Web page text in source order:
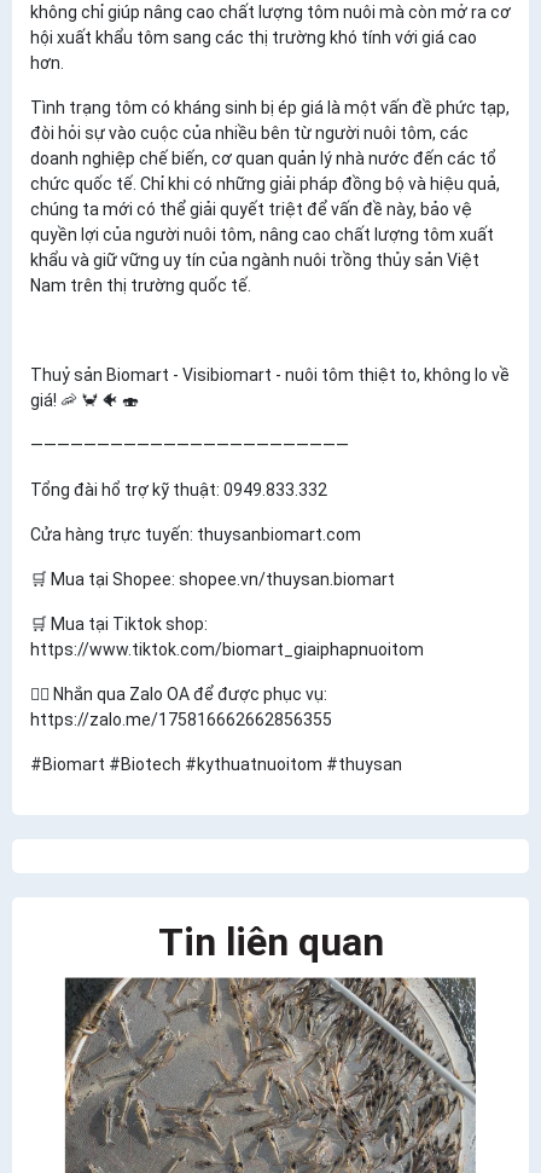
không chỉ giúp nâng cao chất lượng tôm nuôi mà còn mở ra cơ
hội xuất khẩu tôm sang các thị trường khó tính với giá cao
hơn.
Tình trạng tôm có kháng sinh bị ép giá là một vấn đề phức tạp,
đòi hỏi sự vào cuộc của nhiều bên từ người nuôi tôm, các
doanh nghiệp chế biến, cơ quan quản lý nhà nước đến các tổ
chức quốc tế. Chỉ khi có những giải pháp đồng bộ và hiệu quả,
chúng ta mới có thể giải quyết triệt để vấn đề này, bảo vệ
quyền lợi của người nuôi tôm, nâng cao chất lượng tôm xuất
khẩu và giữ vững uy tín của ngành nuôi trồng thủy sản Việt
Nam trên thị trường quốc tế.
Thuỷ sản Biomart - Visibiomart - nuôi tôm thiệt to, không lo về
giá! 🦐 🦀 🐠 🍣
————————————————————————
Tổng đài hổ trợ kỹ thuật: 0949.833.332
Cửa hàng trực tuyến: thuysanbiomart.com
🛒 Mua tại Shopee: shopee.vn/thuysan.biomart
🛒 Mua tại Tiktok shop:
https://www.tiktok.com/biomart_giaiphapnuoitom
🙆‍♀️ Nhắn qua Zalo OA để được phục vụ:
https://zalo.me/175816662662856355
#Biomart #Biotech #kythuatnuoitom #thuysan
Tin liên quan